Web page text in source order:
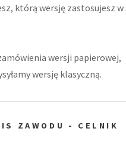
którą wersję zastosujesz w
wersji papierowej,
wersję klasyczną.
ZAWODU - CELNIK